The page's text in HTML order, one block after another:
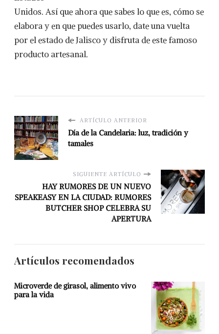
Unidos. Así que ahora que sabes lo que es, cómo se
elabora y en que puedes usarlo, date una vuelta
por el estado de Jalisco y disfruta de este famoso
producto artesanal.
ARTÍCULO ANTERIOR
Día de la Candelaria: luz, tradición y
tamales
SIGUIENTE ARTÍCULO
HAY RUMORES DE UN NUEVO
SPEAKEASY EN LA CIUDAD: RUMORES
BUTCHER SHOP CELEBRA SU
APERTURA
Artículos recomendados
Microverde de girasol, alimento vivo
para la vida